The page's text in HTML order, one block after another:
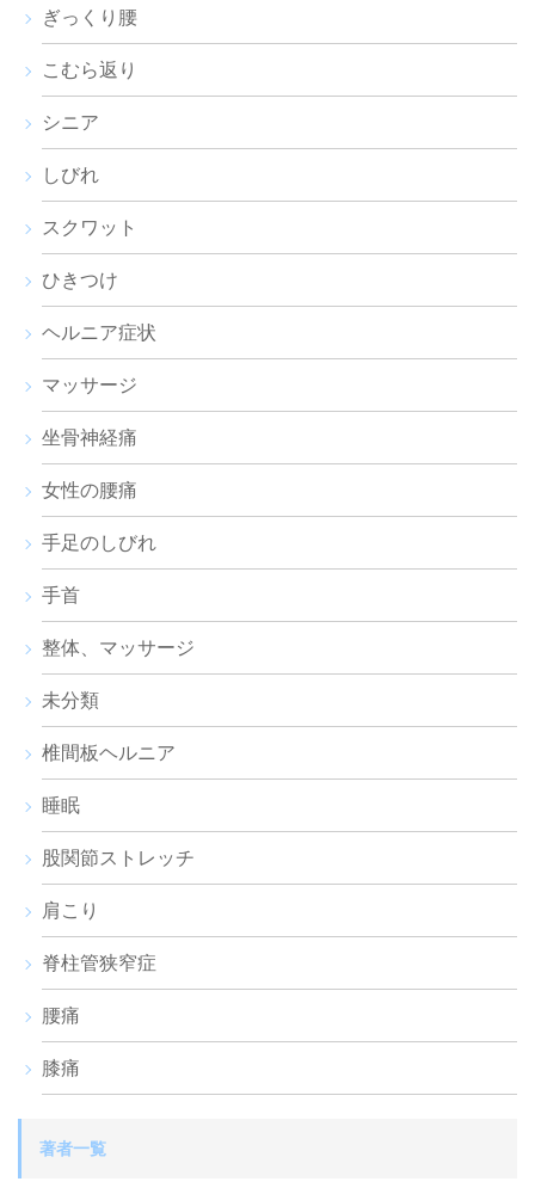
ぎっくり腰
こむら返り
シニア
しびれ
スクワット
ひきつけ
ヘルニア症状
マッサージ
坐骨神経痛
女性の腰痛
手足のしびれ
手首
整体、マッサージ
未分類
椎間板ヘルニア
睡眠
股関節ストレッチ
肩こり
脊柱管狭窄症
腰痛
膝痛
著者一覧